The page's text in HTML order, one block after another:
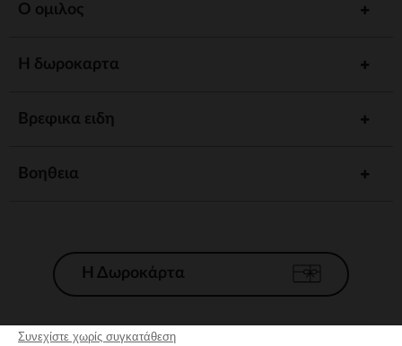
Συνεχίστε χωρίς συγκατάθεση
Ο ομιλος
Η δωροκαρτα
Βρεφικα ειδη
Βοηθεια
Η Δωροκάρτα